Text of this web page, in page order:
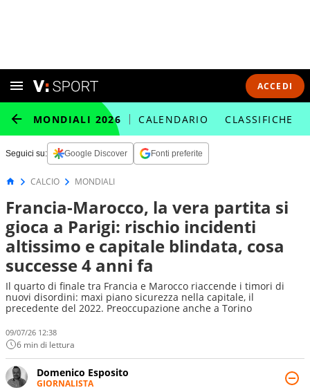
ACCEDI
MONDIALI 2026 CALENDARIO CLASSIFICHE
Seguici su: Google Discover Fonti preferite
CALCIO MONDIALI
Francia-Marocco, la vera partita si
gioca a Parigi: rischio incidenti
altissimo e capitale blindata, cosa
successe 4 anni fa
Il quarto di finale tra Francia e Marocco riaccende i timori di
nuovi disordini: maxi piano sicurezza nella capitale, il
precedente del 2022. Preoccupazione anche a Torino
09/07/26 12:38
6 min di lettura
Domenico Esposito
GIORNALISTA